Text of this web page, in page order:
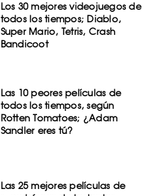
Los 30 mejores videojuegos de
todos los tiempos; Diablo,
Super Mario, Tetris, Crash
Bandicoot
Las 10 peores películas de
todos los tiempos, según
Rotten Tomatoes; ¿Adam
Sandler eres tú?
Las 25 mejores películas de